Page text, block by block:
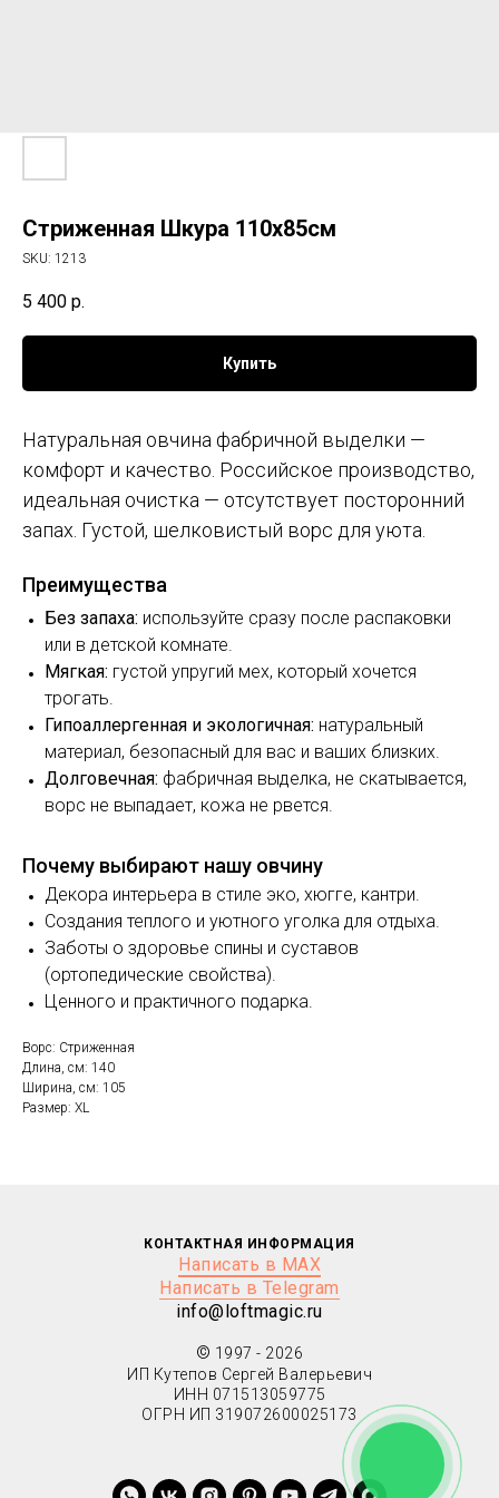
Стриженная Шкура 110х85см
SKU: 1213
5 400 р.
Купить
Натуральная овчина фабричной выделки —
комфорт и качество. Российское производство,
идеальная очистка — отсутствует посторонний
запах. Густой, шелковистый ворс для уюта.
Преимущества
Без запаха: используйте сразу после распаковки
или в детской комнате.
Мягкая: густой упругий мех, который хочется
трогать.
Гипоаллергенная и экологичная: натуральный
материал, безопасный для вас и ваших близких.
Долговечная: фабричная выделка, не скатывается,
ворс не выпадает, кожа не рвется.
Почему выбирают нашу овчину
Декора интерьера в стиле эко, хюгге, кантри.
Создания теплого и уютного уголка для отдыха.
Заботы о здоровье спины и суставов
(ортопедические свойства).
Ценного и практичного подарка.
Ворс: Стриженная
Длина, см: 140
Ширина, см: 105
Размер: XL
КОНТАКТНАЯ ИНФОРМАЦИЯ
Написать в MAX
Написать в Telegram
info@loftmagic.ru
© 1997 - 2026
ИП Кутепов Сергей Валерьевич
ИНН 071513059775
ОГРН ИП 319072600025173